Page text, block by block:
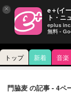
トップ 新着 音楽
門脇麦 の記事 - 4ペ
× e＋(イ
ト・ニ
eplus
無料 -